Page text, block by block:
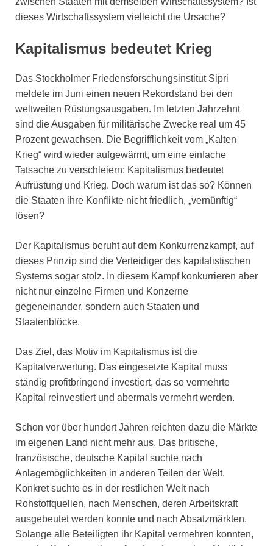
dieses Wirtschaftssystem vielleicht die Ursache?
Kapitalismus bedeutet Krieg
Das Stockholmer Friedensforschungsinstitut Sipri
meldete im Juni einen neuen Rekordstand bei den
weltweiten Rüstungsausgaben. Im letzten Jahrzehnt
sind die Ausgaben für militärische Zwecke real um 45
Prozent gewachsen. Die Begrifflichkeit vom „Kalten
Krieg“ wird wieder aufgewärmt, um eine einfache
Tatsache zu verschleiern: Kapitalismus bedeutet
Aufrüstung und Krieg. Doch warum ist das so? Können
die Staaten ihre Konflikte nicht friedlich, „vernünftig“
lösen?
Der Kapitalismus beruht auf dem Konkurrenzkampf, auf
dieses Prinzip sind die Verteidiger des kapitalistischen
Systems sogar stolz. In diesem Kampf konkurrieren aber
nicht nur einzelne Firmen und Konzerne
gegeneinander, sondern auch Staaten und
Staatenblöcke.
Das Ziel, das Motiv im Kapitalismus ist die
Kapitalverwertung. Das eingesetzte Kapital muss
ständig profitbringend investiert, das so vermehrte
Kapital reinvestiert und abermals vermehrt werden.
Schon vor über hundert Jahren reichten dazu die Märkte
im eigenen Land nicht mehr aus. Das britische,
französische, deutsche Kapital suchte nach
Anlagemöglichkeiten in anderen Teilen der Welt.
Konkret suchte es in der restlichen Welt nach
Rohstoffquellen, nach Menschen, deren Arbeitskraft
ausgebeutet werden konnte und nach Absatzmärkten.
Solange alle Beteiligten ihr Kapital vermehren konnten,